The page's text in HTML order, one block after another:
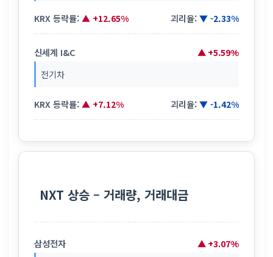
KRX 등락률: ▲ +12.65% 괴리율: ▼ -2.33%
신세계 I&C ▲ +5.59%
전기차
KRX 등락률: ▲ +7.12% 괴리율: ▼ -1.42%
NXT 상승 – 거래량, 거래대금
삼성전자 ▲ +3.07%